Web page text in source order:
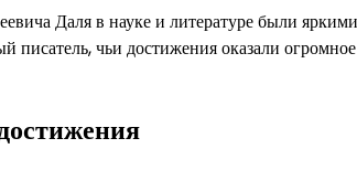
Даля в науке и литературе были
писатель, чьи достижения оказали